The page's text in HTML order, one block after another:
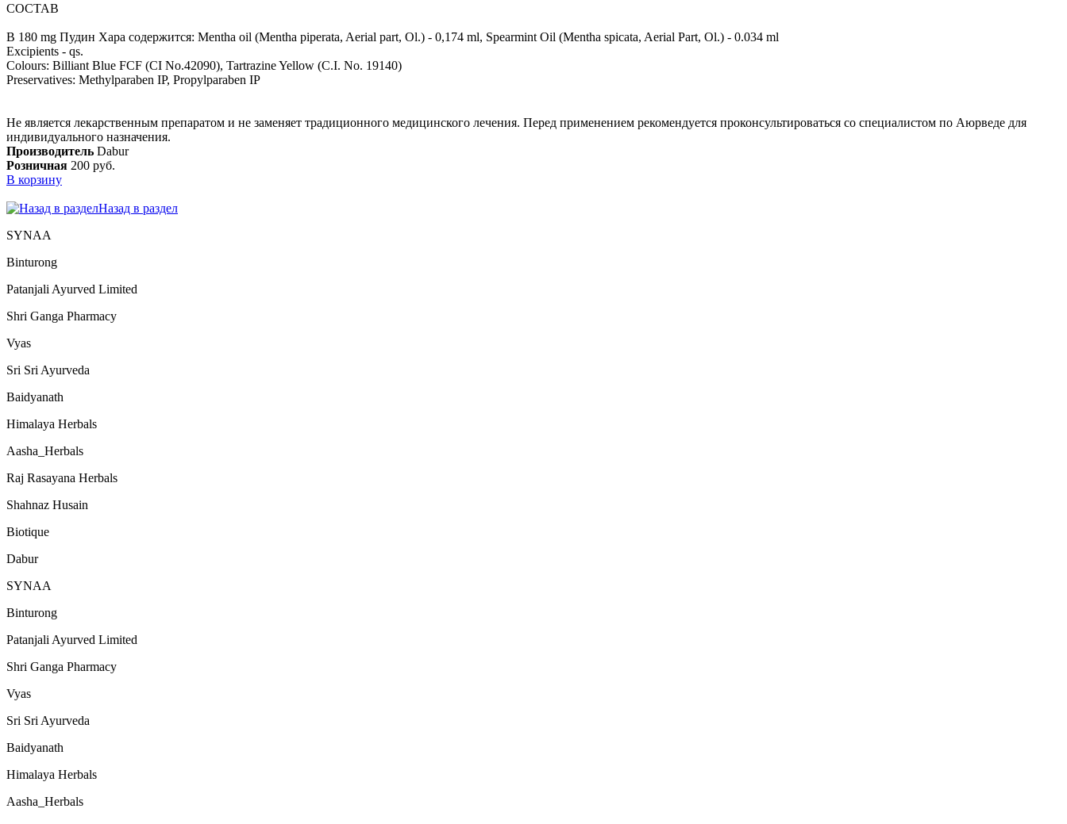
СОСТАВ
В 180 mg Пудин Хара содержится: Mentha oil (Mentha piperata, Aerial part, Ol.) - 0,174 ml, Spearmint Oil (Mentha spicata, Aerial Part, Ol.) - 0.034 ml
Excipients - qs.
Colours: Billiant Blue FCF (CI No.42090), Tartrazine Yellow (C.I. No. 19140)
Preservatives: Methylparaben IP, Propylparaben IP
Не является лекарственным препаратом и не заменяет традиционного медицинского лечения. Перед применением рекомендуется проконсультироваться со специалистом по Аюрведе для
индивидуального назначения.
Производитель Dabur
Розничная 200 руб.
В корзину
Назад в раздел
SYNAA
Binturong
Patanjali Ayurved Limited
Shri Ganga Pharmacy
Vyas
Sri Sri Ayurveda
Baidyanath
Himalaya Herbals
Aasha_Herbals
Raj Rasayana Herbals
Shahnaz Husain
Biotique
Dabur
SYNAA
Binturong
Patanjali Ayurved Limited
Shri Ganga Pharmacy
Vyas
Sri Sri Ayurveda
Baidyanath
Himalaya Herbals
Aasha_Herbals